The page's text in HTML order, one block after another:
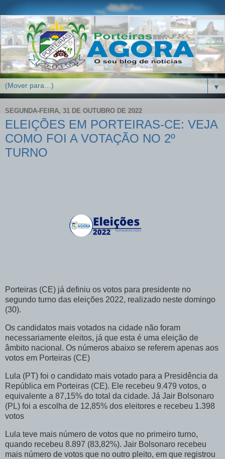
▼
SEGUNDA-FEIRA, 31 DE OUTUBRO DE 2022
ELEIÇÕES EM PORTEIRAS-CE: VEJA
COMO FOI A VOTAÇÃO NO 2º
TURNO
Porteiras (CE) já definiu os votos para presidente no
segundo turno das eleições 2022, realizado neste domingo
(30).
Os candidatos mais votados na cidade não foram
necessariamente eleitos, já que esta é uma eleição de
âmbito nacional. Os números abaixo se referem apenas aos
votos em Porteiras (CE)
Lula (PT) foi o candidato mais votado para a Presidência da
República em Porteiras (CE). Ele recebeu 9.479 votos, o
equivalente a 87,15% do total da cidade. Já Jair Bolsonaro
(PL) foi a escolha de 12,85% dos eleitores e recebeu 1.398
votos
Lula teve mais número de votos que no primeiro turno,
quando recebeu 8.897 (83,82%). Jair Bolsonaro recebeu
mais número de votos que no outro pleito, em que registrou